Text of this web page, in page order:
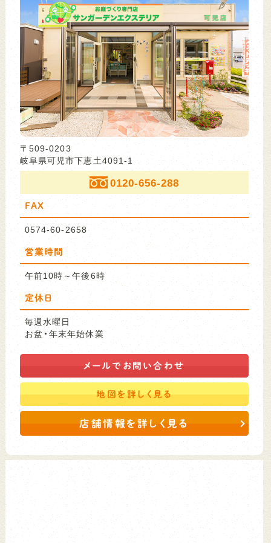
〒509-0203
岐阜県可児市下恵土4091-1
0120-656-288
FAX
0574-60-2658
営業時間
午前10時～午後6時
定休日
毎週水曜日
お盆・年末年始休業
メールで お問い合わせ
地図を詳しく見る
店舗情報を詳しく見る